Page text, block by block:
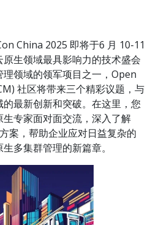
China 2025 即将于6 月 10-11
生领域最具影响力的技术盛会
领域的领军项目之一，Open
社区将带来三个精彩议题，与
最新创新和突破。在这里，您
专家面对面交流，深入了解
案，帮助企业应对日益复杂的
多集群管理的新篇章。